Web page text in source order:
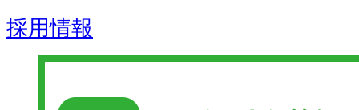
採用情報